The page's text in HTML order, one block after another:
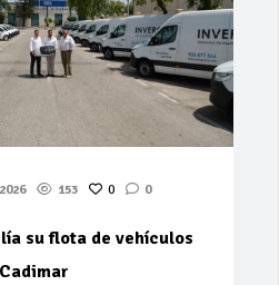
153 0 0
su flota de vehículos